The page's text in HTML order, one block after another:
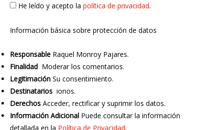
He leído y acepto la política de privacidad.
Información básica sobre protección de datos
Responsable Raquel Monroy Pajares.
Finalidad Moderar los comentarios.
Legitimación Su consentimiento.
Destinatarios ionos.
Derechos Acceder, rectificar y suprimir los datos.
Información Adicional Puede consultar la información
detallada en la Política de Privacidad.